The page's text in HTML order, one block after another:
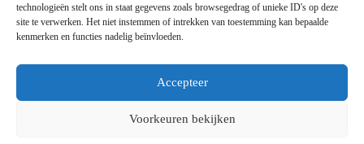
technologieën stelt ons in staat gegevens zoals browsegedrag of unieke ID's op deze
site te verwerken. Het niet instemmen of intrekken van toestemming kan bepaalde
kenmerken en functies nadelig beïnvloeden.
Accepteer
Voorkeuren bekijken
waardoor ze geschikt zijn voor gebruik in een groot
aantal omgevingen.
dikte van 0,15 mm (6 mil), wat een betrouwbare
bescherming biedt zonder aan comfort of beweeglijkheid